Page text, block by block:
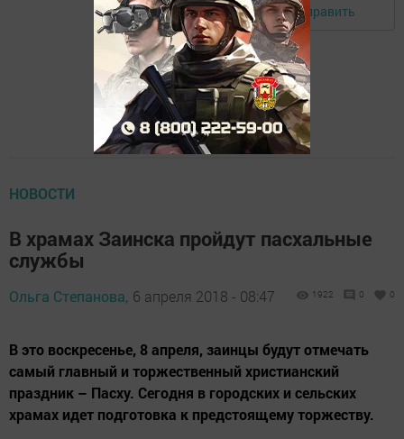
Авторизоваться Отправить
НОВОСТИ
В храмах Заинска пройдут пасхальные
службы
Ольга Степанова, 6 апреля 2018 - 08:47 1922 0 0
В это воскресенье, 8 апреля, заинцы будут отмечать
самый главный и торжественный христианский
праздник – Пасху. Сегодня в городских и сельских
храмах идет подготовка к предстоящему торжеству.